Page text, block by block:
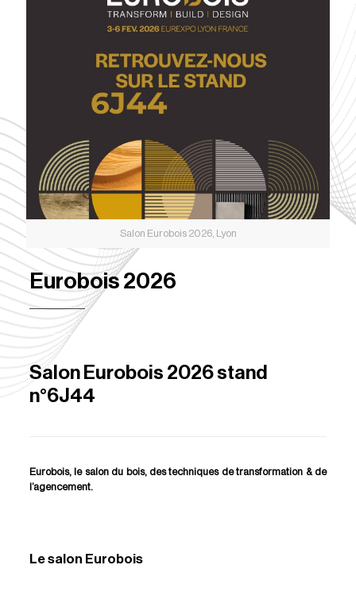
Salon Eurobois 2026, Lyon
Eurobois 2026
Salon Eurobois 2026 stand
n°6J44
Eurobois, le salon du bois, des techniques de transformation & de
l’agencement.
Le salon Eurobois